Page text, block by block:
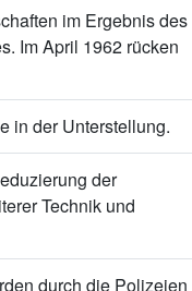
im Ergebnis des
Im April 1962 rücken
in der Unterstellung.
der
Technik und
durch die Polizeien